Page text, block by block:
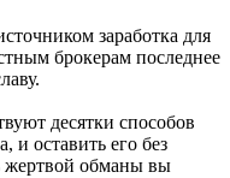
заработка для
брокерам последнее
десятки способов
и оставить его без
жертвой обманы вы